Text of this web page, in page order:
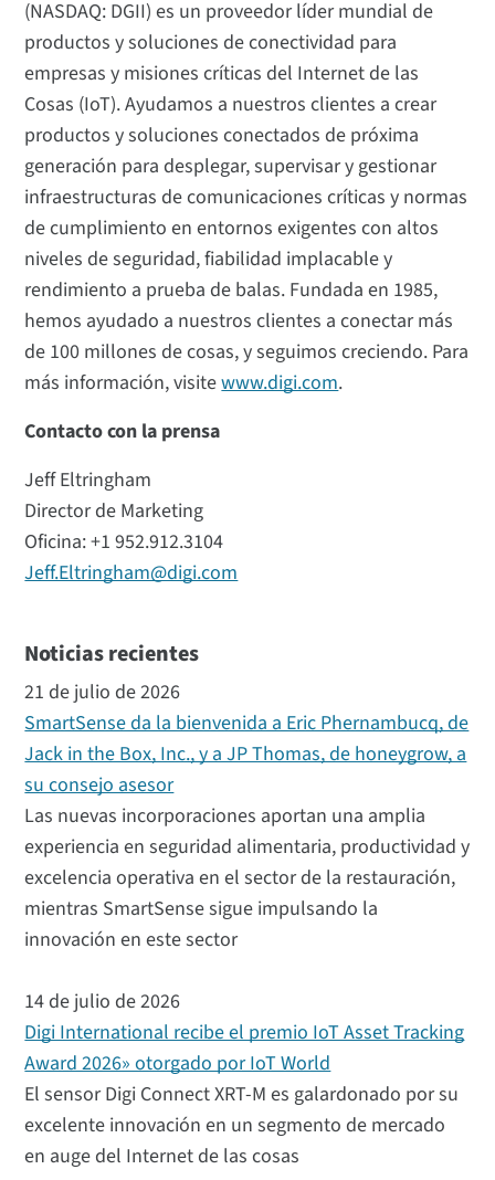
(NASDAQ: DGII) es un proveedor líder mundial de
productos y soluciones de conectividad para
empresas y misiones críticas del Internet de las
Cosas (IoT). Ayudamos a nuestros clientes a crear
productos y soluciones conectados de próxima
generación para desplegar, supervisar y gestionar
infraestructuras de comunicaciones críticas y normas
de cumplimiento en entornos exigentes con altos
niveles de seguridad, fiabilidad implacable y
rendimiento a prueba de balas. Fundada en 1985,
hemos ayudado a nuestros clientes a conectar más
de 100 millones de cosas, y seguimos creciendo. Para
más información, visitewww.digi.com.
Contacto con la prensa
Jeff Eltringham
Director de Marketing
Oficina: +1 952.912.3104
Jeff.Eltringham@digi.com
Noticias recientes
21 de julio de 2026
SmartSense da la bienvenida a Eric Phernambucq, de
Jack in the Box, Inc., y a JP Thomas, de honeygrow, a
su consejo asesor
Las nuevas incorporaciones aportan una amplia
experiencia en seguridad alimentaria, productividad y
excelencia operativa en el sector de la restauración,
mientras SmartSense sigue impulsando la
innovación en este sector
14 de julio de 2026
Digi International recibe el premio IoT Asset Tracking
Award 2026» otorgado por IoT World
El sensor Digi Connect XRT-M es galardonado por su
excelente innovación en un segmento de mercado
en auge del Internet de las cosas